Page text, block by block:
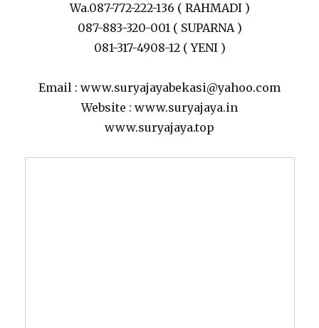
Wa.087-772-222-136 ( RAHMADI )
087-883-320-001 ( SUPARNA )
081-317-4908-12 ( YENI )
Email : www.suryajayabekasi@yahoo.com
Website : www.suryajaya.in
www.suryajaya.top